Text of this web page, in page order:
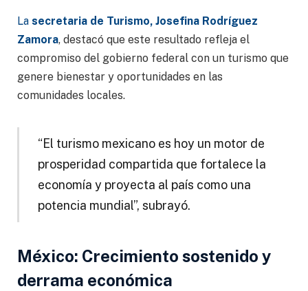
La secretaria de Turismo, Josefina Rodríguez
Zamora, destacó que este resultado refleja el
compromiso del gobierno federal con un turismo que
genere bienestar y oportunidades en las
comunidades locales.
“El turismo mexicano es hoy un motor de
prosperidad compartida que fortalece la
economía y proyecta al país como una
potencia mundial”, subrayó.
México: Crecimiento sostenido y
derrama económica